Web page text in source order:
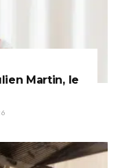
Martin, le